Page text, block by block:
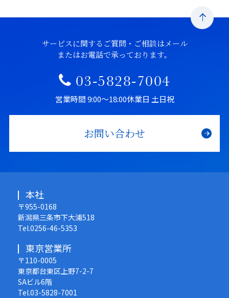
サービスに関するご質問・ご相談はメール
またはお電話で承っております。
03-5828-7004
営業時間 9:00〜18:00休業日 土日祝
お問い合わせ
本社
〒955-0168
新潟県三条市下大浦518
Tel.0256-46-5353
東京営業所
〒110-0005
東京都台東区上野7-2-7
SAビル6階
Tel.03-5828-7001